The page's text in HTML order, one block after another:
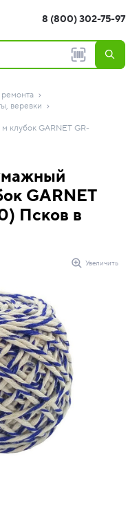
8 (800) 302-75-97
веревки
клубок GARNET GR-
GARNET
Псков в
Увеличить